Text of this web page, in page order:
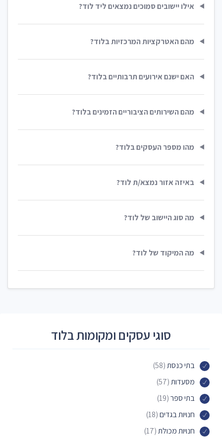
אילו יישובים סמוכים נמצאים ליד לוד?
מהם האטרקציות המרכזיות בלוד?
האם ישנם אירועים תרבותיים בלוד?
מהם השירותים הציבוריים הזמינים בלוד?
מהו מספר העסקים בלוד?
באיזה אזור נמצא/ת לוד?
מה סוג היישוב של לוד?
מה המיקוד של לוד?
סוגי עסקים ומקומות בלוד
בתי כנסת(58)
מסעדות(57)
בתי ספר(19)
חנויות בגדים(18)
חנויות מכולת(17)